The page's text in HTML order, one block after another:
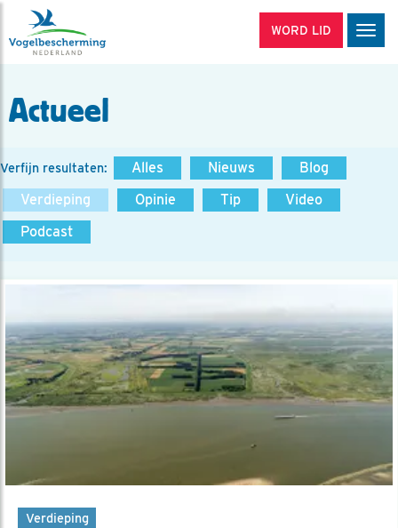
WORD LID
Actueel
Verfijn resultaten: Alles Nieuws
Blog
Verdieping
Opinie Tip
Video
Podcast
Verdieping